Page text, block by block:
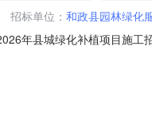
招标单位： 和政县园林绿化
年县城绿化补植项目施
价否是否重大项目否是否